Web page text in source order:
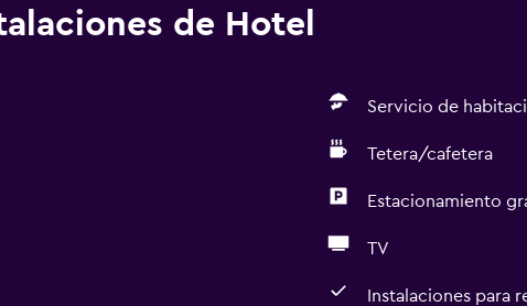
de Hotel
Servicio de
Tetera/cafetera
Estacionamiento
TV
Instalaciones para